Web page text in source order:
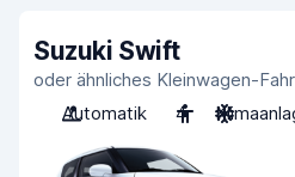
Suzuki Swift
oder ähnliches Kleinwagen-
Automatik
4